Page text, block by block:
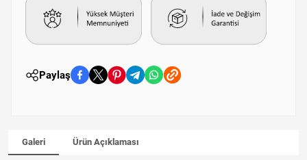
Paylaş
Galeri Ürün Açıklaması